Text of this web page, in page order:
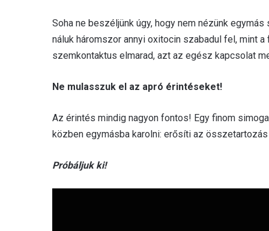
Soha ne beszéljünk úgy, hogy nem nézünk
náluk háromszor annyi oxitocin szabadul fel, mint
szemkontaktus elmarad, azt az egész kapcsolat
Ne mulasszuk el az apró érintéseket!
Az érintés mindig nagyon fontos! Egy finom
közben egymásba karolni: erősíti az
Próbáljuk ki!